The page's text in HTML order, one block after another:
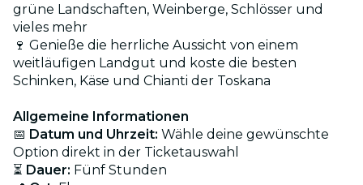
grüne Landschaften, Weinberge, Schlösser und
vieles mehr
🍷 Genieße die herrliche Aussicht von einem
weitläufigen Landgut und koste die besten
Schinken, Käse und Chianti der Toskana
Allgemeine Informationen
📅 Datum und Uhrzeit: Wähle deine gewünschte
Option direkt in der Ticketauswahl
⏳ Dauer: Fünf Stunden